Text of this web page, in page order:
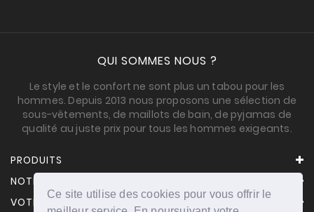
Ce site utilise des cookies pour vous offrir le
QUI SOMMES NOUS ?
Le style et le confort ne sont plus un tabou pour les
hommes. Depuis 2013 nous proposons une sélection de
sous-vêtements, de maillots de bain, de pyjamas de
qualité au juste prix pour tous les hommes exigeants.
PRODUITS
NOTRE SOCIÉTÉ
VOTRE COMPTE